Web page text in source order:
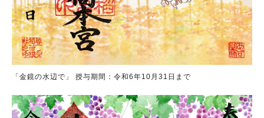
「金鏡の水辺で」 授与期間：令和6年10月31日まで